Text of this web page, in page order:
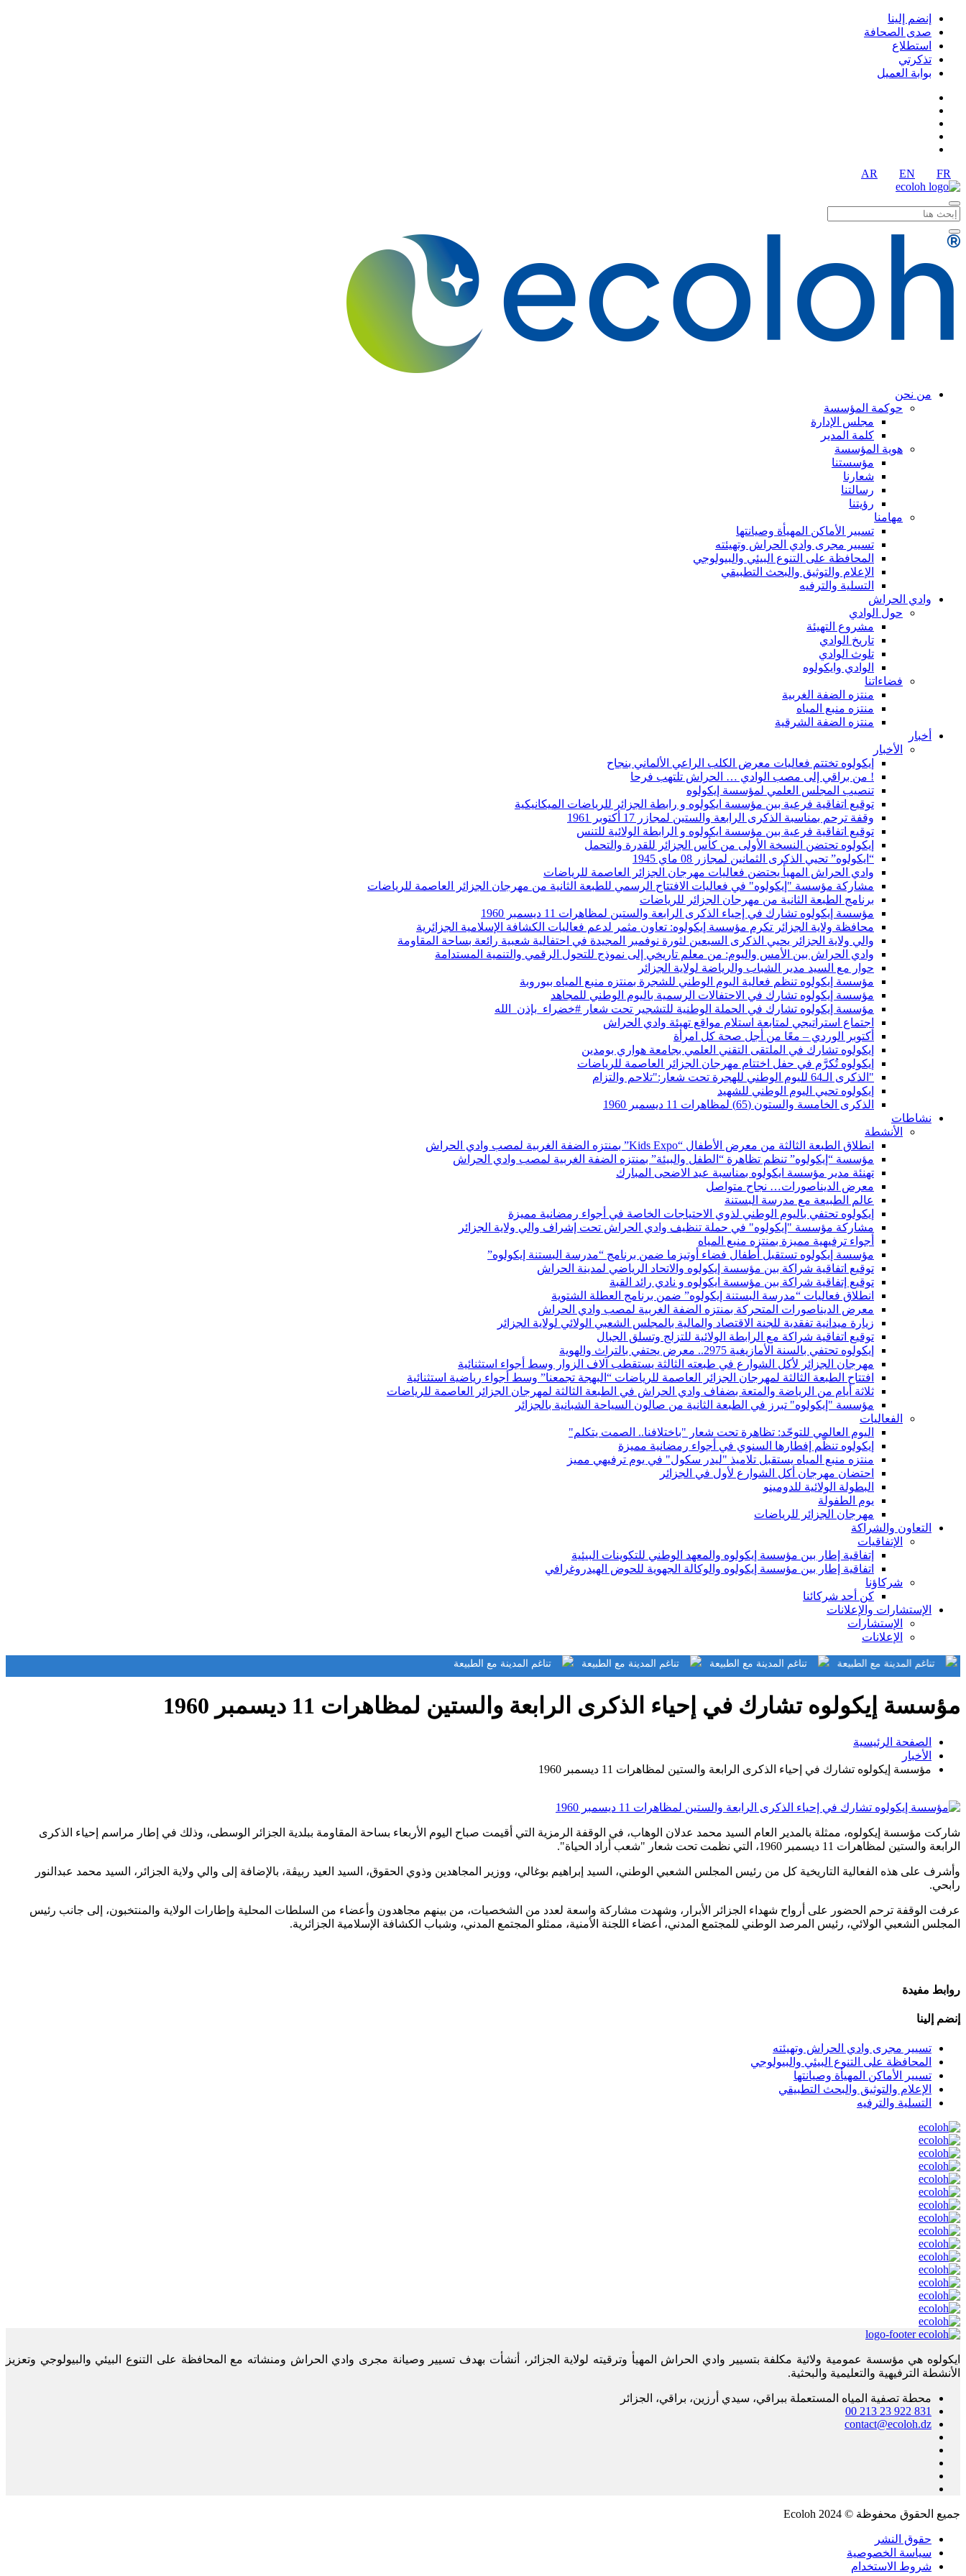
إنضم إلينا
صدى الصحافة
استطلاع
تذكرتي
بوابة العميل
AR EN FR
من نحن
حوكمة المؤسسة
مجلس الإدارة
كلمة المدير
هوية المؤسسة
مؤسستنا
شعارنا
رسالتنا
رؤيتنا
مهامنا
تسيير الأماكن المهيأة وصيانتها
تسيير مجرى وادي الحراش وتهيئته
المحافظة على التنوع البيئي والبيولوجي
الإعلام والتوثيق والبحث التطبيقي
التسلية والترفيه
وادي الحراش
حول الوادي
مشروع التهيئة
تاريخ الوادي
تلوث الوادي
الوادي وايكولوه
فضاءاتنا
منتزه الضفة الغربية
منتزه منبع المياه
منتزه الضفة الشرقية
أخبار
الأخبار
إيكولوه تختتم فعاليات معرض الكلب الراعي الألماني بنجاح
! من براقي إلى مصب الوادي … الحراش تلتهب فرحا
تنصيب المجلس العلمي لمؤسسة إيكولوه
توقيع اتفاقية فرعية بين مؤسسة ايكولوه و رابطة الجزائر للرياضات الميكانيكية
وقفة ترحم بمناسبة الذكرى الرابعة والستين لمجازر 17 أكتوبر 1961
توقيع اتفاقية فرعية بين مؤسسة ايكولوه و الرابطة الولائية للتنس
إيكولوه تحتضن النسخة الأولى من كأس الجزائر للقدرة والتحمل
“ايكولوه” تحيي الذكرى الثمانين لمجازر 08 ماي 1945
وادي الحراش المهيأ يحتضن فعاليات مهرجان الجزائر العاصمة للرياضات
مشاركة مؤسسة "إيكولوه" في فعاليات الافتتاح الرسمي للطبعة الثانية من مهرجان الجزائر العاصمة للرياضات
برنامج الطبعة الثانية من مهرجان الجزائر للرياضات
مؤسسة إيكولوه تشارك في إحياء الذكرى الرابعة والستين لمظاهرات 11 ديسمبر 1960
محافظة ولاية الجزائر تكرم مؤسسة إيكولوه: تعاون مثمر لدعم فعاليات الكشافة الإسلامية الجزائرية
والي ولاية الجزائر يحيي الذكرى السبعين لثورة نوفمبر المجيدة في احتفالية شعبية رائعة بساحة المقاومة
وادي الحراش بين الأمس واليوم: من معلم تاريخي إلى نموذج للتحول الرقمي والتنمية المستدامة
حوار مع السيد مدير الشباب والرياضة لولاية الجزائر
مؤسسة إيكولوه تنظم فعالية اليوم الوطني للشجرة بمنتزه منبع المياه ببوروبة
مؤسسة إيكولوه تشارك في الاحتفالات الرسمية باليوم الوطني للمجاهد
مؤسسة إيكولوه تشارك في الحملة الوطنية للتشجير تحت شعار #خضراء_بإذن_الله
اجتماع استراتيجي لمتابعة استلام مواقع تهيئة وادي الحراش
أكتوبر الوردي – معًا من أجل صحة كل امرأة
إيكولوه تشارك في الملتقى التقني العلمي بجامعة هواري بومدين
إيكولوه تُكرَّم في حفل اختتام مهرجان الجزائر العاصمة للرياضات
"الذكرى الـ64 لليوم الوطني للهجرة تحت شعار:"تلاحم والتزام
إيكولوه تحيي اليوم الوطني للشهيد
الذكرى الخامسة والستون (65) لمظاهرات 11 ديسمبر 1960
نشاطات
الأنشطة
انطلاق الطبعة الثالثة من معرض الأطفال “Kids Expo” بمنتزه الضفة الغربية لمصب وادي الحراش
مؤسسة “إيكولوه” تنظم تظاهرة “الطفل والبيئة” بمنتزه الضفة الغربية لمصب وادي الحراش
تهنئة مدير مؤسسة ايكولوه بمناسبة عيد الاضحى المبارك
معرض الديناصورات… نجاح متواصل
عالم الطبيعة مع مدرسة البستنة
إيكولوه تحتفي باليوم الوطني لذوي الاحتياجات الخاصة في أجواء رمضانية مميزة
مشاركة مؤسسة "إيكولوه" في حملة تنظيف وادي الحراش تحت إشراف والي ولاية الجزائر
أجواء ترفيهية مميزة بمنتزه منبع المياه
مؤسسة إيكولوه تستقبل أطفال فضاء أوتيزما ضمن برنامج “مدرسة البستنة إيكولوه”
توقيع اتفاقية شراكة بين مؤسسة إيكولوه والاتحاد الرياضي لمدينة الحراش
توقيع إتفاقية شراكة بين مؤسسة ايكولوه و نادي رائد القبة
انطلاق فعاليات “مدرسة البستنة إيكولوه” ضمن برنامج العطلة الشتوية
معرض الديناصورات المتحركة بمنتزه الضفة الغربية لمصب وادي الحراش
زيارة ميدانية تفقدية للجنة الاقتصاد والمالية بالمجلس الشعبي الولائي لولاية الجزائر
توقيع اتفاقية شراكة مع الرابطة الولائية للتزلج وتسلق الجبال
إيكولوه تحتفي بالسنة الأمازيغية 2975.. معرض يحتفي بالتراث والهوية
مهرجان الجزائر لأكل الشوارع في طبعته الثالثة يستقطب آلاف الزوار وسط أجواء استثنائية
افتتاح الطبعة الثالثة لمهرجان الجزائر العاصمة للرياضات “البهجة تجمعنا” وسط أجواء رياضية استثنائية
ثلاثة أيام من الرياضة والمتعة بضفاف وادي الحراش في الطبعة الثالثة لمهرجان الجزائر العاصمة للرياضات
مؤسسة "إيكولوه" تبرز في الطبعة الثانية من صالون السياحة الشبانية بالجزائر
الفعاليات
اليوم العالمي للتوحّد: تظاهرة تحت شعار "باختلافنا.. الصمت يتكلم"
إيكولوه تنظّم إفطارها السنوي في أجواء رمضانية مميزة
منتزه منبع المياه يستقبل تلاميذ "ليدر سكول" في يوم ترفيهي مميز
احتضان مهرجان أكل الشوارع لأول في الجزائر
البطولة الولائية للدومينو
يوم الطفولة
مهرجان الجزائر للرياضات
التعاون والشراكة
الإتفاقيات
إتفاقية إطار بين مؤسسة إيكولوه والمعهد الوطني للتكوينات البيئية
اتفاقية إطار بين مؤسسة إيكولوه والوكالة الجهوية للحوض الهيدروغرافي
شركاؤنا
كن أحد شركائنا
الإستشارات والإعلانات
الإستشارات
الإعلانات
الطبيعة تناغم المدينة مع الطبيعة تناغم المدينة مع الطبيعة تناغم المدينة مع الطبيعة تناغم المدينة مع الطبيعة
مؤسسة إيكولوه تشارك في إحياء الذكرى الرابعة والستين لمظاهرات 11 ديسمبر 1960
الصفحة الرئيسية
الأخبار
مؤسسة إيكولوه تشارك في إحياء الذكرى الرابعة والستين لمظاهرات 11 ديسمبر 1960
شاركت مؤسسة إيكولوه، ممثلة بالمدير العام السيد محمد عدلان الوهاب، في الوقفة الرمزية التي أقيمت صباح اليوم الأربعاء بساحة المقاومة ببلدية الجزائر الوسطى، وذلك في إطار مراسم إحياء الذكرى
الرابعة والستين لمظاهرات 11 ديسمبر 1960، التي نظمت تحت شعار "شعب أراد الحياة".
وأشرف على هذه الفعالية التاريخية كل من رئيس المجلس الشعبي الوطني، السيد إبراهيم بوغالي، ووزير المجاهدين وذوي الحقوق، السيد العيد ربيڤة، بالإضافة إلى والي ولاية الجزائر، السيد محمد عبدالنور
رابحي.
عرفت الوقفة ترحم الحضور على أرواح شهداء الجزائر الأبرار، وشهدت مشاركة واسعة لعدد من الشخصيات، من بينهم مجاهدون وأعضاء من السلطات المحلية وإطارات الولاية والمنتخبون، إلى جانب رئيس
المجلس الشعبي الولائي، رئيس المرصد الوطني للمجتمع المدني، أعضاء اللجنة الأمنية، ممثلو المجتمع المدني، وشباب الكشافة الإسلامية الجزائرية.
روابط مفيدة
إنضم إلينا
تسيير مجرى وادي الحراش وتهيئته
المحافظة على التنوع البيئي والبيولوجي
تسيير الأماكن المهيأة وصيانتها
الإعلام والتوثيق والبحث التطبيقي
التسلية والترفيه
ايكولوه هي مؤسسة عمومية ولائية مكلفة بتسيير وادي الحراش المهيأ وترقيته لولاية الجزائر، أنشأت بهدف تسيير وصيانة مجرى وادي الحراش ومنشاته مع المحافظة على التنوع البيئي والبيولوجي وتعزيز
الأنشطة الترفيهية والتعليمية والبحثية.
محطة تصفية المياه المستعملة ببراقي، سيدي أرزين، براقي، الجزائر
00 213 23 922 831
contact@ecoloh.dz
جميع الحقوق محفوظة © 2024
حقوق النشر
سياسة الخصوصية
شروط الاستخدام